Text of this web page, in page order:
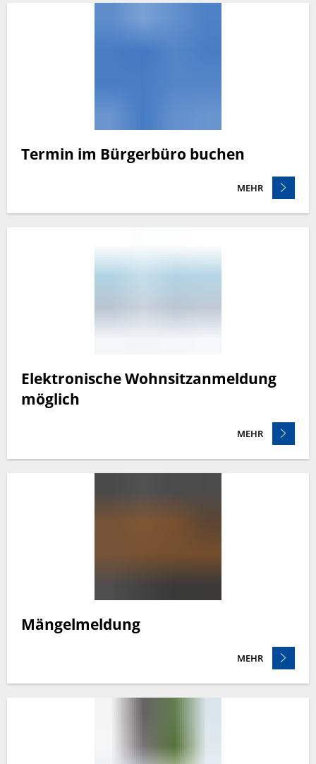
Termin im Bürgerbüro buchen
MEHR
Elektronische Wohnsitzanmeldung
möglich
MEHR
Mängelmeldung
MEHR